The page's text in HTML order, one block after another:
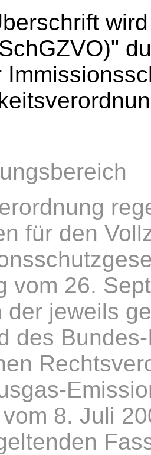
für den
vom 26.
der jeweils
des
8. Juli